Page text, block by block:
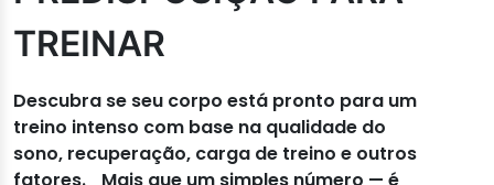
TREINAR
Descubra se seu corpo está pronto para um
treino intenso com base na qualidade do
sono, recuperação, carga de treino e outros